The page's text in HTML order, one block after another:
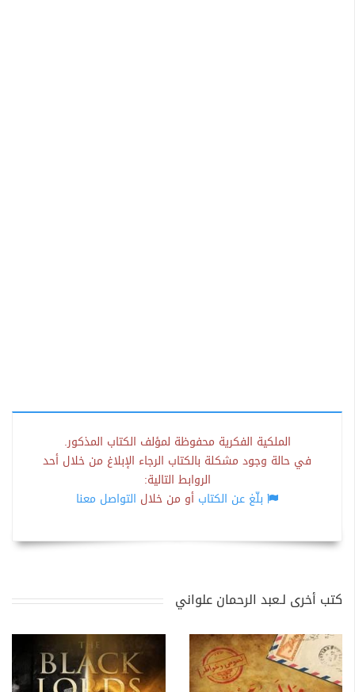
الملكية الفكرية محفوظة لمؤلف الكتاب المذكور.
في حالة وجود مشكلة بالكتاب الرجاء الإبلاغ من خلال أحد
الروابط التالية:
بلّغ عن الكتاب أو من خلال التواصل معنا
كتب أخرى لـعبد الرحمان علواني